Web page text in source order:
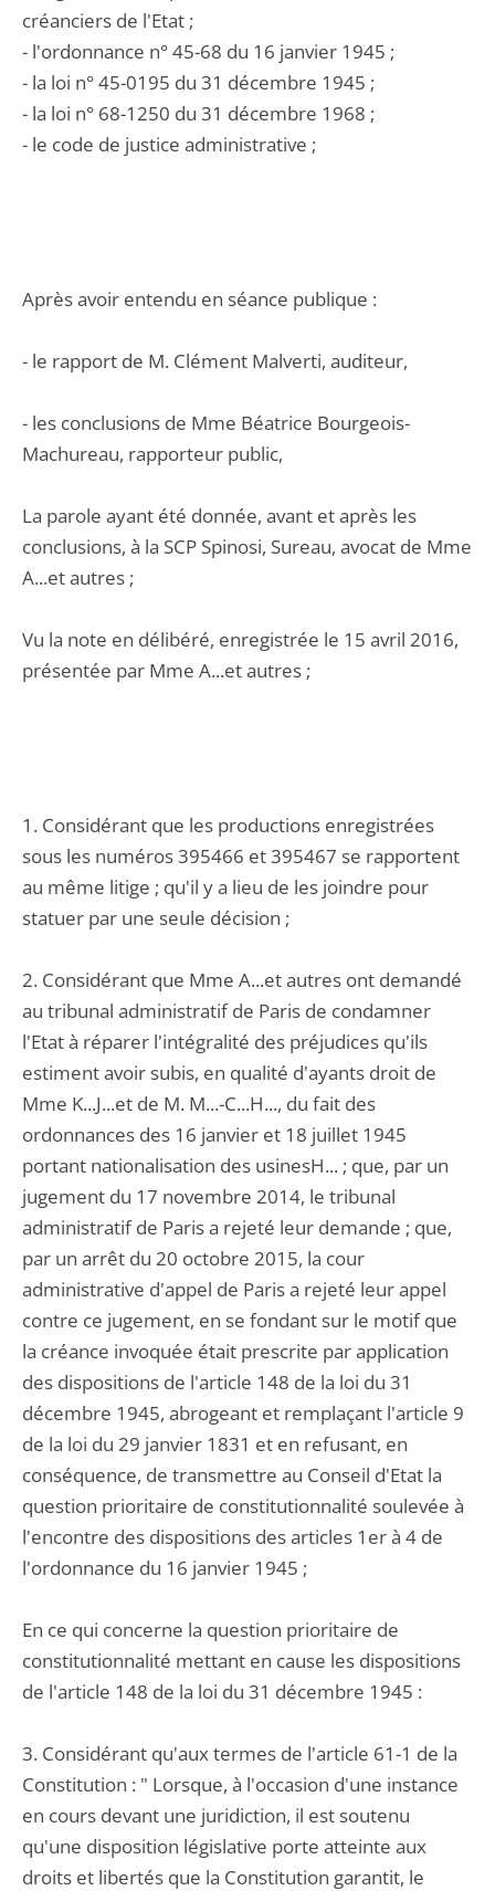
créanciers de l'Etat ;
- l'ordonnance n° 45-68 du 16 janvier 1945 ;
- la loi n° 45-0195 du 31 décembre 1945 ;
- la loi n° 68-1250 du 31 décembre 1968 ;
- le code de justice administrative ;
Après avoir entendu en séance publique :
- le rapport de M. Clément Malverti, auditeur,
- les conclusions de Mme Béatrice Bourgeois-
Machureau, rapporteur public,
La parole ayant été donnée, avant et après les
conclusions, à la SCP Spinosi, Sureau, avocat de Mme
A...et autres ;
Vu la note en délibéré, enregistrée le 15 avril 2016,
présentée par Mme A...et autres ;
1. Considérant que les productions enregistrées
sous les numéros 395466 et 395467 se rapportent
au même litige ; qu'il y a lieu de les joindre pour
statuer par une seule décision ;
2. Considérant que Mme A...et autres ont demandé
au tribunal administratif de Paris de condamner
l'Etat à réparer l'intégralité des préjudices qu'ils
estiment avoir subis, en qualité d'ayants droit de
Mme K...J...et de M. M...-C...H..., du fait des
ordonnances des 16 janvier et 18 juillet 1945
portant nationalisation des usinesH... ; que, par un
jugement du 17 novembre 2014, le tribunal
administratif de Paris a rejeté leur demande ; que,
par un arrêt du 20 octobre 2015, la cour
administrative d'appel de Paris a rejeté leur appel
contre ce jugement, en se fondant sur le motif que
la créance invoquée était prescrite par application
des dispositions de l'article 148 de la loi du 31
décembre 1945, abrogeant et remplaçant l'article 9
de la loi du 29 janvier 1831 et en refusant, en
conséquence, de transmettre au Conseil d'Etat la
question prioritaire de constitutionnalité soulevée à
l'encontre des dispositions des articles 1er à 4 de
l'ordonnance du 16 janvier 1945 ;
En ce qui concerne la question prioritaire de
constitutionnalité mettant en cause les dispositions
de l'article 148 de la loi du 31 décembre 1945 :
3. Considérant qu'aux termes de l'article 61-1 de la
Constitution : " Lorsque, à l'occasion d'une instance
en cours devant une juridiction, il est soutenu
qu'une disposition législative porte atteinte aux
droits et libertés que la Constitution garantit, le